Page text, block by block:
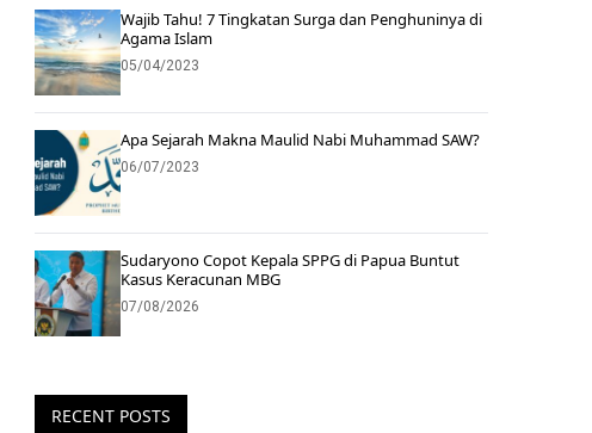
Wajib Tahu! 7 Tingkatan Surga dan Penghuninya di
Agama Islam
05/04/2023
Apa Sejarah Makna Maulid Nabi Muhammad SAW?
06/07/2023
Sudaryono Copot Kepala SPPG di Papua Buntut
Kasus Keracunan MBG
07/08/2026
RECENT POSTS